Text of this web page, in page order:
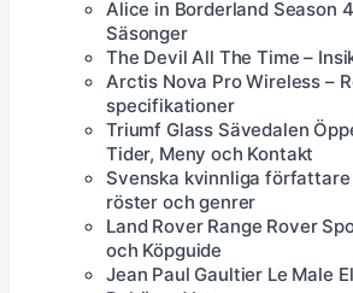
Alice in Borderland Season
Säsonger
The Devil All The Time –
Arctis Nova Pro Wireless –
specifikationer
Triumf Glass Sävedalen
Tider, Meny och Kontakt
Svenska kvinnliga
röster och genrer
Land Rover Range Rover
och Köpguide
Jean Paul Gaultier Le Male